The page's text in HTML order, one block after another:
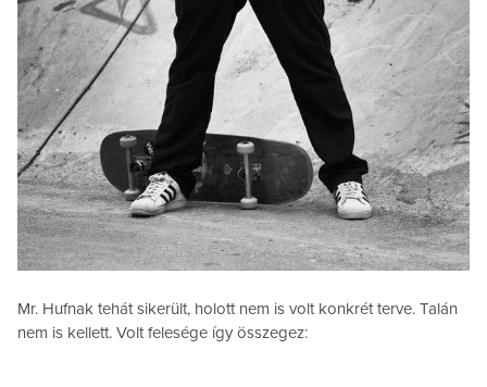
Mr. Hufnak tehát sikerült, holott nem is volt konkrét terve. Talán
nem is kellett. Volt felesége így összegez: